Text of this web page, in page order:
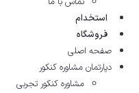
استخدام
فروشگاه
صفحه اصلی
دپارتمان مشاوره کنکور
مشاوره کنکور تجربی